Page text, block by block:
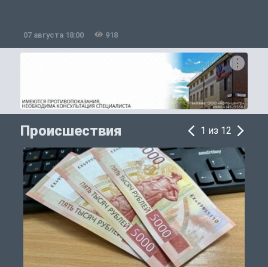
07 августа 18:00 918
Происшествия 1 из 12